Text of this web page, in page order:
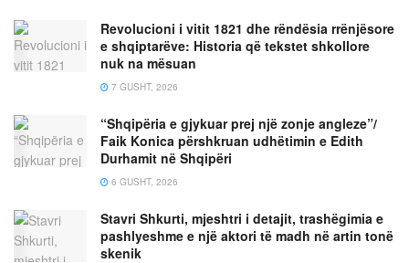
Revolucioni i vitit 1821 dhe rëndësia rrënjësore
e shqiptarëve: Historia që tekstet shkollore
nuk na mësuan
7 GUSHT, 2026
“Shqipëria e gjykuar prej një zonje angleze”/
Faik Konica përshkruan udhëtimin e Edith
Durhamit në Shqipëri
6 GUSHT, 2026
Stavri Shkurti, mjeshtri i detajit, trashëgimia e
pashlyeshme e një aktori të madh në artin tonë
skenik